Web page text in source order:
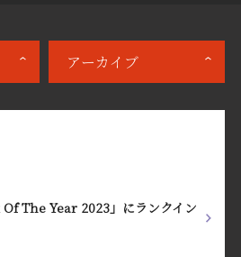
アーカイブ
The Year 2023」にランクイン